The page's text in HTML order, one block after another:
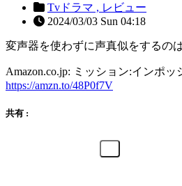
Tvドラマ , レビュー
2024/03/03 Sun 04:18
変声器を使わずに声真似をするの
Amazon.co.jp: ミッション:インポ
https://amzn.to/48P0f7V
共有 :